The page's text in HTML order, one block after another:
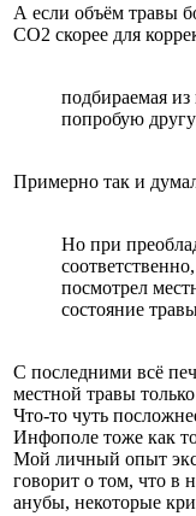
А если объём травы
СО2 скорее для
подбираемая
попробую
Примерно так и
Но при
посмотрел
состояние
С последними всё
местной травы только
Что-то чуть
Инфополе тоже как
Мой личный опыт
говорит о том, что в
анубы, некоторые